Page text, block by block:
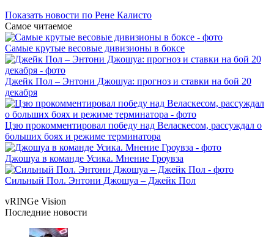
Показать новости по Рене Калисто
Самое читаемое
Самые крутые весовые дивизионы в боксе
Джейк Пол – Энтони Джошуа: прогноз и ставки на бой 20
декабря
Цзю прокомментировал победу над Веласкесом, рассуждал о
больших боях и режиме терминатора
Джошуа в команде Усика. Мнение Гроувза
Сильный Пол. Энтони Джошуа – Джейк Пол
vRINGe Vision
Последние новости